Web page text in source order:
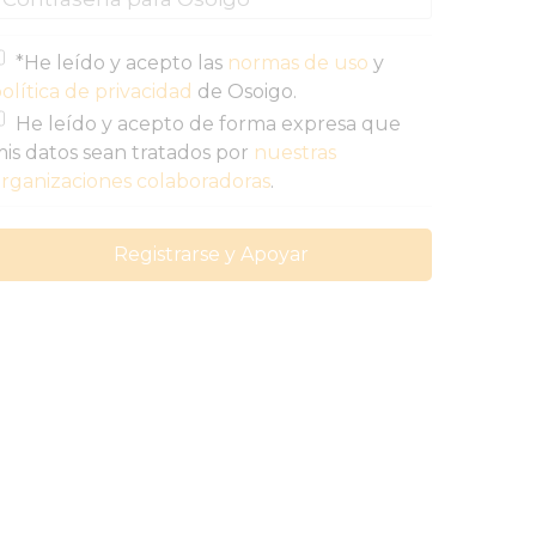
*He leído y acepto las normas de uso y
de privacidad de Osoigo.
He leído y acepto de forma expresa que
datos sean tratados por nuestras
colaboradoras.
Registrarse y Apoyar